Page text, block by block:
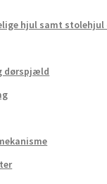
hjul samt
dørspjæld